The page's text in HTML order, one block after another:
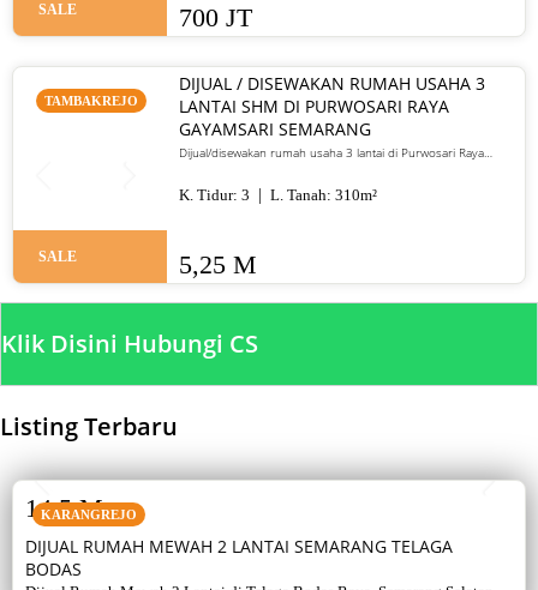
SALE 700 JT
TAMBAKREJO
SALE
DIJUAL / DISEWAKAN RUMAH USAHA 3
LANTAI SHM DI PURWOSARI RAYA
GAYAMSARI SEMARANG
Dijual/disewakan rumah usaha 3 lantai di Purwosari Raya
utama. Jual 5,25 M / sewa 135 juta per tahun.
K. Tidur: 3 L. Tanah: 310m²
5,25 M
Klik Disini Hubungi CS
Listing Terbaru
KARANGREJO
DIJUAL RUMAH MEWAH 2 LANTAI SEMARANG TELAGA
BODAS
14,5 M